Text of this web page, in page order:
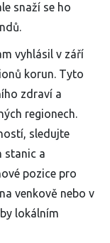
snaží se ho
vyhlásil v září
korun. Tyto
zdraví a
regionech.
sledujte
stanic a
pozice pro
venkově nebo v
lokálním